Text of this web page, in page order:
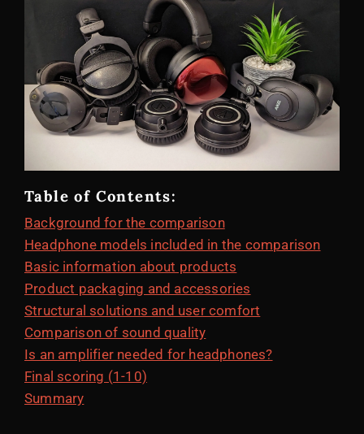
Table of Contents:
Background for the comparison
Headphone models included in the comparison
Basic information about products
Product packaging and accessories
Structural solutions and user comfort
Comparison of sound quality
Is an amplifier needed for headphones?
Final scoring (1-10)
Summary